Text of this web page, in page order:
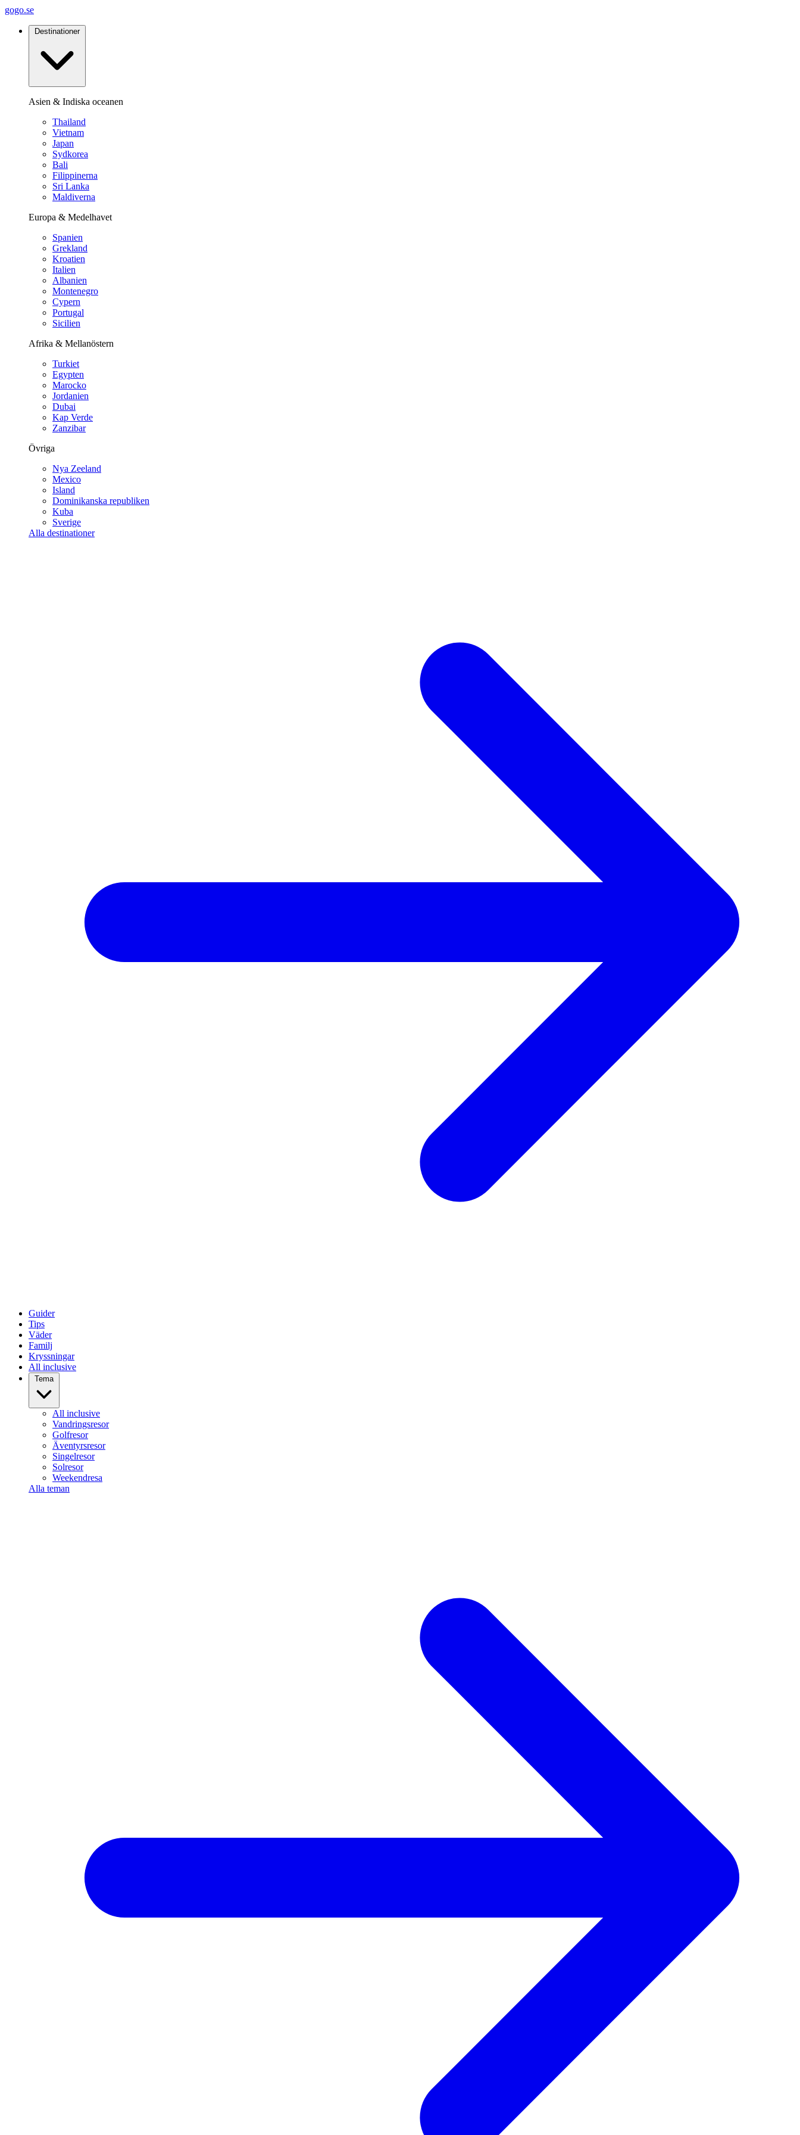
gogo.se
Destinationer
Asien & Indiska oceanen
Thailand
Vietnam
Japan
Sydkorea
Bali
Filippinerna
Sri Lanka
Maldiverna
Europa & Medelhavet
Spanien
Grekland
Kroatien
Italien
Albanien
Montenegro
Cypern
Portugal
Sicilien
Afrika & Mellanöstern
Turkiet
Egypten
Marocko
Jordanien
Dubai
Kap Verde
Zanzibar
Övriga
Nya Zeeland
Mexico
Island
Dominikanska republiken
Kuba
Sverige
Alla destinationer
Guider
Tips
Väder
Familj
Kryssningar
All inclusive
Tema
All inclusive
Vandringsresor
Golfresor
Äventyrsresor
Singelresor
Solresor
Weekendresa
Alla teman